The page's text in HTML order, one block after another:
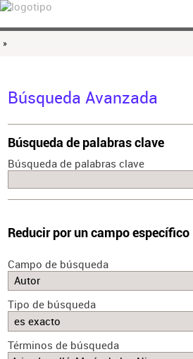
»
Búsqueda Avanzada
Búsqueda de palabras clave
Búsqueda de palabras clave
Reducir por un campo específico
Campo de búsqueda
Tipo de búsqueda
Términos de búsqueda